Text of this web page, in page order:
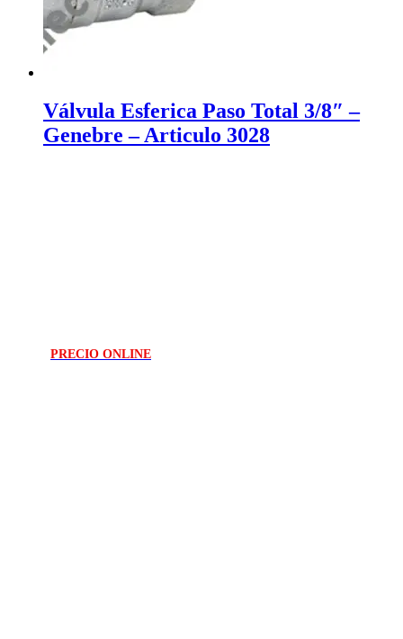
Válvula Esferica Paso Total 3/8″ –
Genebre – Articulo 3028
PRECIO ONLINE